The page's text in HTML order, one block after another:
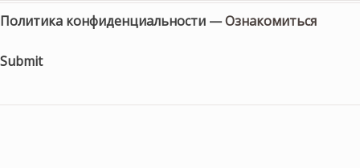
Политика конфиденциальности —Ознакомиться
Submit